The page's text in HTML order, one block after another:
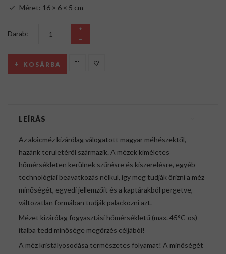
Méret: 16 × 6 × 5 cm
Darab:
KOSÁRBA
LEÍRÁS
Az akácméz kizárólag válogatott magyar méhészektől,
hazánk területéről származik. A mézek kíméletes
hőmérsékleten kerülnek szűrésre és kiszerelésre, egyéb
technológiai beavatkozás nélkül, így meg tudják őrizni a méz
minőségét, egyedi jellemzőit és a kaptárakból pergetve,
változatlan formában tudják palackozni azt.
Mézet kizárólag fogyasztási hőmérsékletű (max. 45°C-os)
italba tedd minősége megőrzés céljából!
A méz kristályosodása természetes folyamat! A minőségét